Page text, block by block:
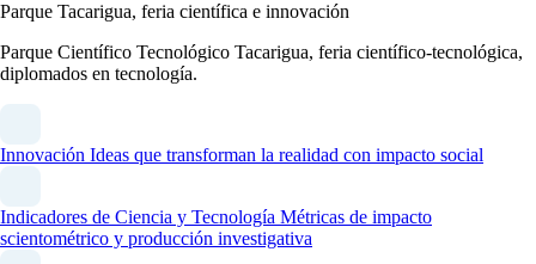
Parque Tacarigua, feria científica e innovación
Parque Científico Tecnológico Tacarigua, feria científico-tecnológica,
diplomados en tecnología.
Innovación Ideas que transforman la realidad con impacto social
Indicadores de Ciencia y Tecnología Métricas de impacto
scientométrico y producción investigativa